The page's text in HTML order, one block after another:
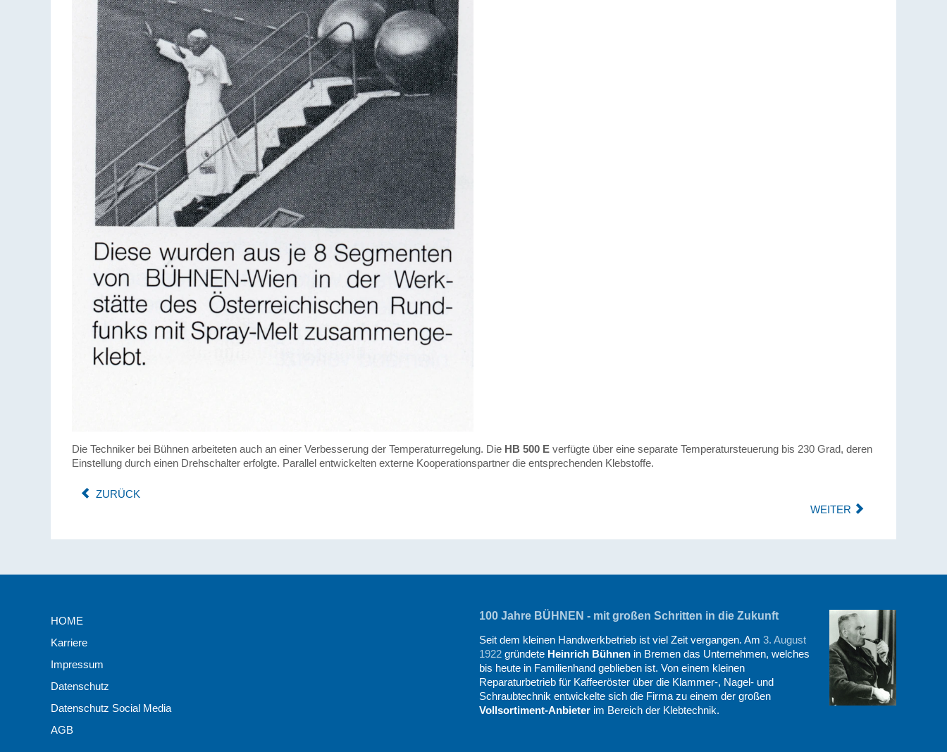
Die Techniker bei Bühnen arbeiteten auch an einer Verbesserung der Temperaturregelung. Die HB 500 E verfügte über eine separate Temperatursteuerung bis 230 Grad, deren
Einstellung durch einen Drehschalter erfolgte. Parallel entwickelten externe Kooperationspartner die entsprechenden Klebstoffe.
ZURÜCK
WEITER
HOME
Karriere
Impressum
Datenschutz
Datenschutz Social Media
AGB
100 Jahre BÜHNEN - mit großen Schritten in die Zukunft
Seit dem kleinen Handwerkbetrieb ist viel Zeit vergangen. Am 3. August
1922gründete Heinrich Bühnenin Bremen das Unternehmen, welches
bis heute in Familienhand geblieben ist. Von einem kleinen
Reparaturbetrieb für Kaffeeröster über die Klammer-, Nagel- und
Schraubtechnik entwickelte sich die Firma zu einem der großen
Vollsortiment-Anbieterim Bereich der Klebtechnik.